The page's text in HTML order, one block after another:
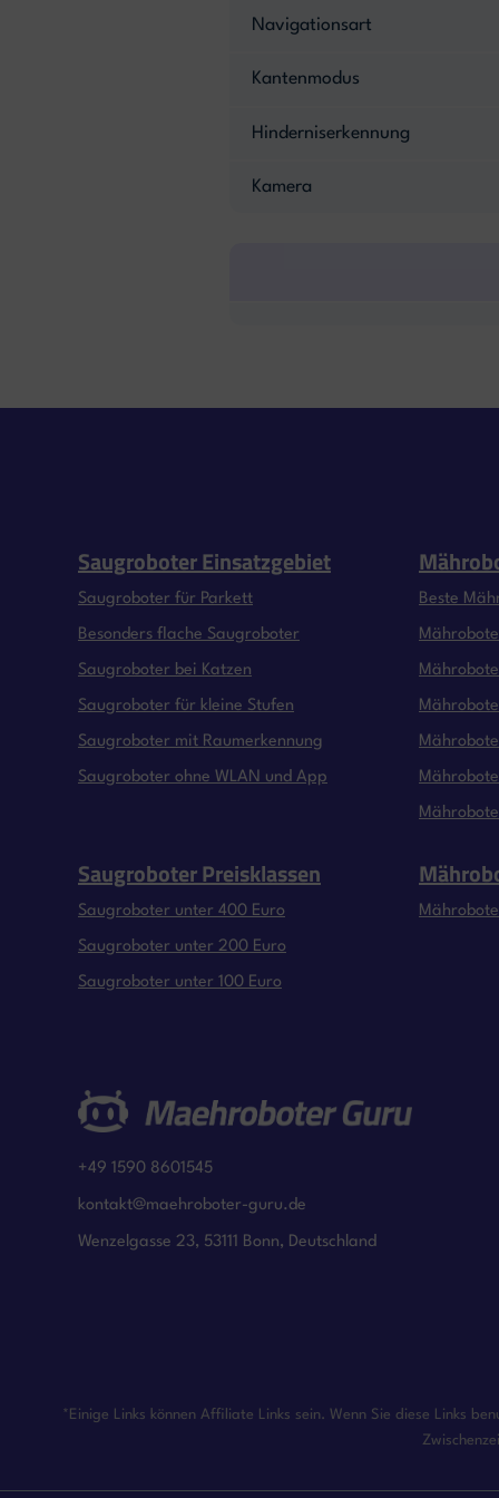
Navigationsart
Kantenmodus
Hinderniserkennung
Kamera
Saugroboter Einsatzgebiet
Saugroboter für Parkett
Besonders flache Saugroboter
Saugroboter bei Katzen
Saugroboter für kleine Stufen
Saugroboter mit Raumerkennung
Saugroboter ohne WLAN und App
Beste
Saugroboter Preisklassen
Saugroboter unter 400 Euro
Saugroboter unter 200 Euro
Saugroboter unter 100 Euro
+49 1590 8601545
kontakt@maehroboter-guru.de
Wenzelgasse 23, 53111 Bonn, Deutschland
*Einige Links können Affiliate Links sein. Wenn Sie diese Links